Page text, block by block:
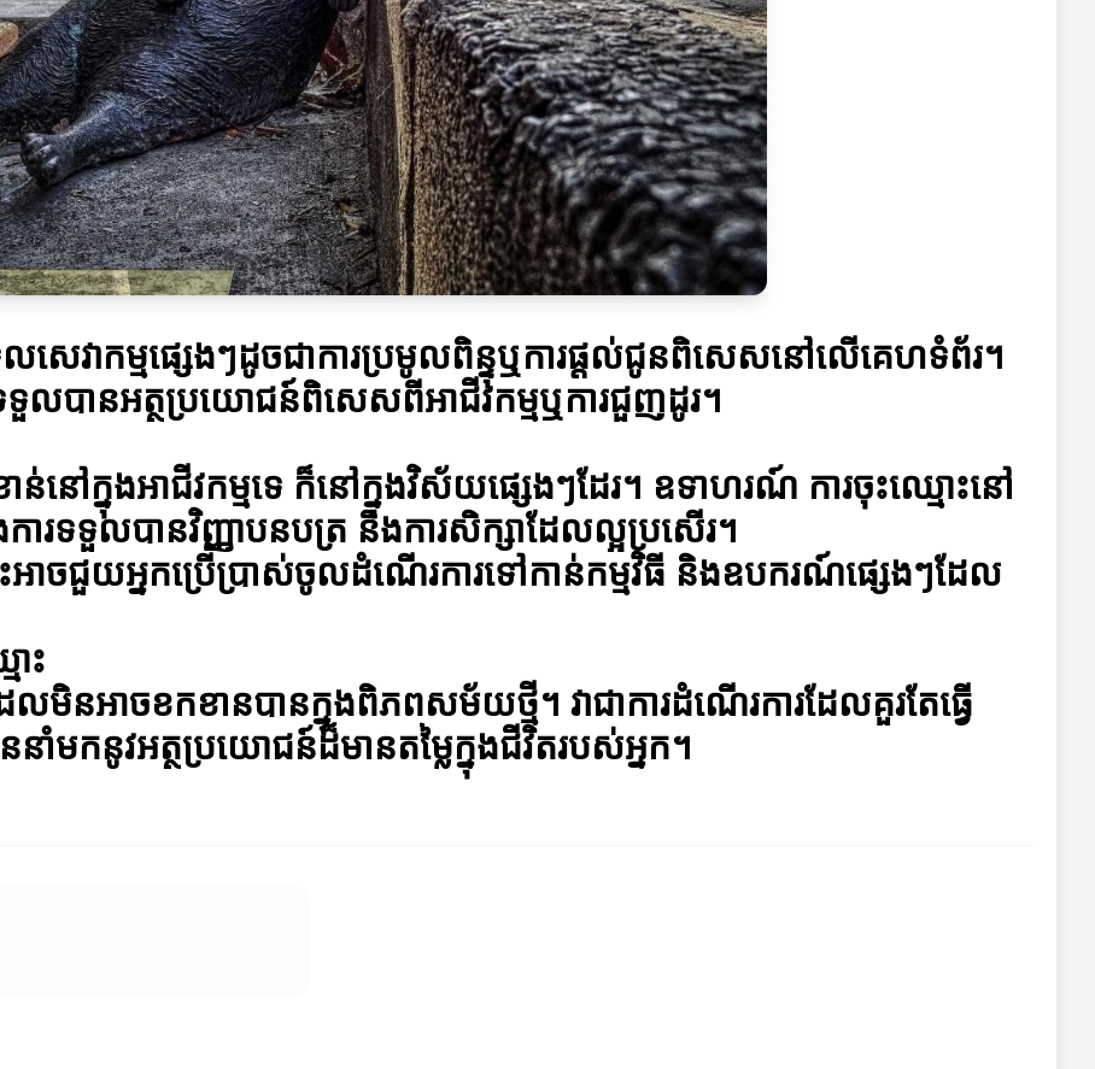
សេវាកម្មផ្សេងៗដូចជាការប្រមូលពិន្ទុឬការផ្តល់ជូនពិសេសនៅលើគេហទំព័រ។
ទួលបានអត្ថប្រយោជន៍ពិសេសពីអាជីវកម្មឬការជួញដូរ។
ន់នៅក្នុងអាជីវកម្មទេ ក៏នៅក្នុងវិស័យផ្សេងៗដែរ។ ឧទាហរណ៍ ការចុះឈ្មោះនៅ
ារទទួលបានវិញ្ញាបនបត្រ និងការសិក្សាដែលល្អប្រសើរ។
ះអាចជួយអ្នកប្រើប្រាស់ចូលដំណើរការទៅកាន់កម្មវិធី និងឧបករណ៍ផ្សេងៗដែល
ះ
នអាចខកខានបានក្នុងពិភពសម័យថ្មី។ វាជាការដំណើរការដែលគួរតែធ្វើ
ាំមកនូវអត្ថប្រយោជន៍ដ៏មានតម្លៃក្នុងជីវិតរបស់អ្នក។